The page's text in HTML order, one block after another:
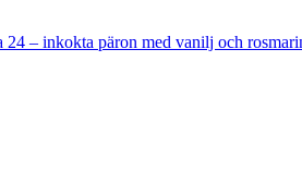
24 – inkokta päron med vanilj och